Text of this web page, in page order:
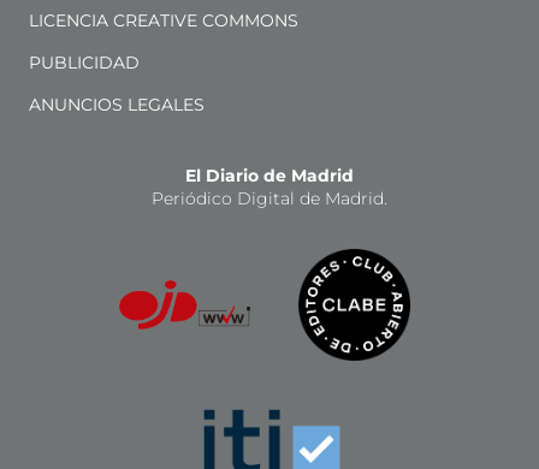
LICENCIA CREATIVE COMMONS
PUBLICIDAD
ANUNCIOS LEGALES
El Diario de Madrid
Periódico Digital de Madrid.